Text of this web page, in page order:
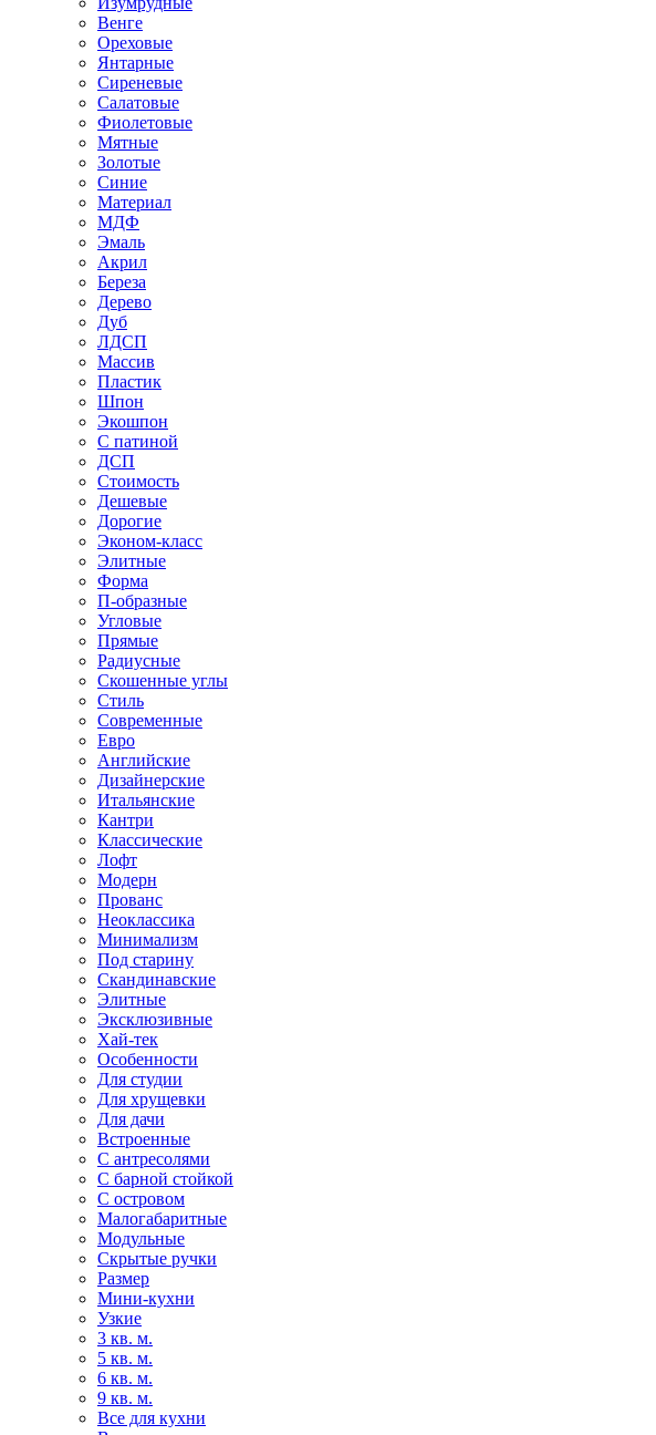
Венге
Ореховые
Янтарные
Сиреневые
Салатовые
Фиолетовые
Мятные
Золотые
Синие
Материал
МДФ
Эмаль
Акрил
Береза
Дерево
Дуб
ЛДСП
Массив
Пластик
Шпон
Экошпон
С патиной
ДСП
Стоимость
Дешевые
Дорогие
Эконом-класс
Элитные
Форма
П-образные
Угловые
Прямые
Радиусные
Скошенные углы
Стиль
Современные
Евро
Английские
Дизайнерские
Итальянские
Кантри
Классические
Лофт
Модерн
Прованс
Неоклассика
Минимализм
Под старину
Скандинавские
Элитные
Эксклюзивные
Хай-тек
Особенности
Для студии
Для хрущевки
Для дачи
Встроенные
С антресолями
С барной стойкой
С островом
Малогабаритные
Модульные
Скрытые ручки
Размер
Мини-кухни
Узкие
3 кв. м.
5 кв. м.
6 кв. м.
9 кв. м.
Все для кухни